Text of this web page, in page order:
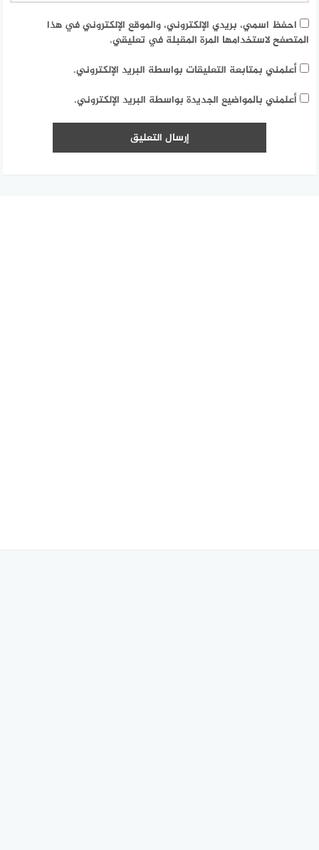
احفظ اسمي، بريدي الإلكتروني، والموقع الإلكتروني في هذا
المتصفح لاستخدامها المرة المقبلة في تعليقي.
أعلمني بمتابعة التعليقات بواسطة البريد الإلكتروني.
أعلمني بالمواضيع الجديدة بواسطة البريد الإلكتروني.